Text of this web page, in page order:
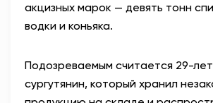
акцизных марок — девять тонн
водки и коньяка.
Подозреваемым считается 29-
сургутянин, который хранил